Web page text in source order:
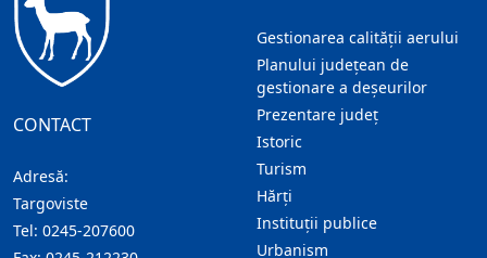
CONTACT
Adresă:
Targoviste
Tel: 0245-207600
Gestionarea calității aerului
Planului județean de
gestionare a deșeurilor
Prezentare judeţ
Istoric
Turism
Hărţi
Instituţii publice
Urbanism